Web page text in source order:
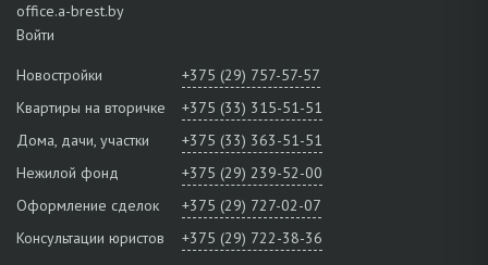
office.a-brest.by
Войти
Новостройки
+375 (29) 757-57-57
Квартиры на вторичке
+375 (33) 315-51-51
Дома, дачи, участки
+375 (33) 363-51-51
Нежилой фонд
+375 (29) 239-52-00
Оформление сделок
+375 (29) 727-02-07
Консультации юристов
+375 (29) 722-38-36